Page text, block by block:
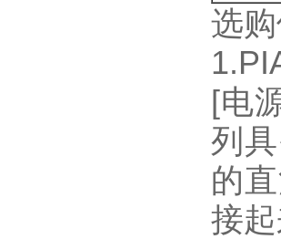
选
[电
列
的
接